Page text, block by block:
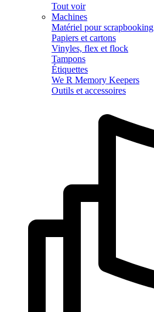
Tout voir
Machines
Matériel pour scrapbooking
Papiers et cartons
Vinyles, flex et flock
Tampons
Étiquettes
We R Memory Keepers
Outils et accessoires